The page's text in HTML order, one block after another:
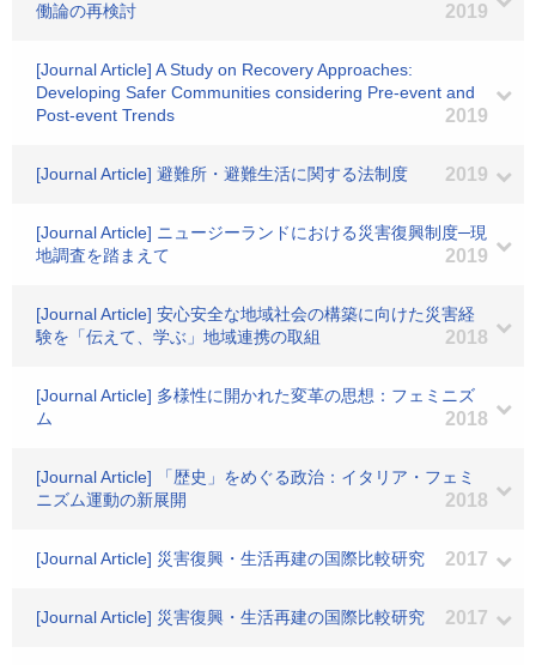
働論の再検討
2019
[Journal Article] A Study on Recovery Approaches:
Developing Safer Communities considering Pre-event and
Post-event Trends
2019
[Journal Article] 避難所・避難生活に関する法制度 2019
[Journal Article] ニュージーランドにおける災害復興制度─現
地調査を踏まえて
2019
[Journal Article] 安心安全な地域社会の構築に向けた災害経
験を「伝えて、学ぶ」地域連携の取組
2018
[Journal Article] 多様性に開かれた変革の思想：フェミニズ
ム
2018
[Journal Article] 「歴史」をめぐる政治：イタリア・フェミ
ニズム運動の新展開
2018
[Journal Article] 災害復興・生活再建の国際比較研究 2017
[Journal Article] 災害復興・生活再建の国際比較研究 2017